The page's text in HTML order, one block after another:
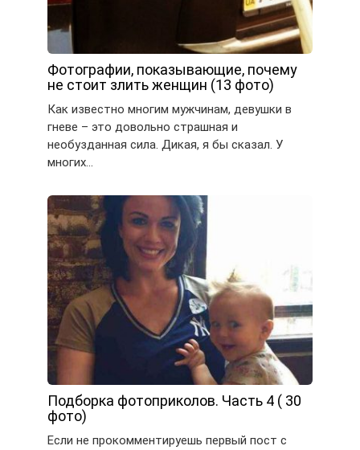
Фотографии, показывающие, почему
не стоит злить женщин (13 фото)
Как известно многим мужчинам, девушки в
гневе – это довольно страшная и
необузданная сила. Дикая, я бы сказал. У
многих…
Подборка фотоприколов. Часть 4 ( 30
фото)
Если не прокомментируешь первый пост с